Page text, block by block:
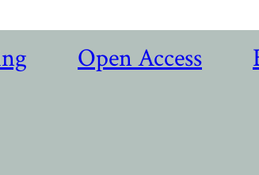
Open Access